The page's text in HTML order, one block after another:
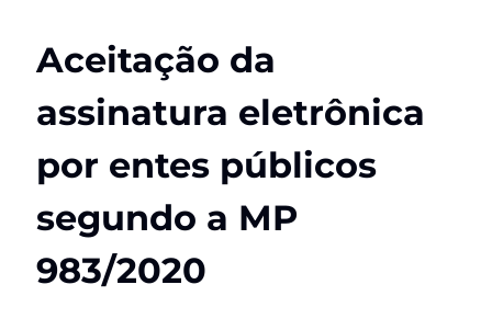
Aceitação da
assinatura eletrônica
por entes públicos
segundo a MP
983/2020